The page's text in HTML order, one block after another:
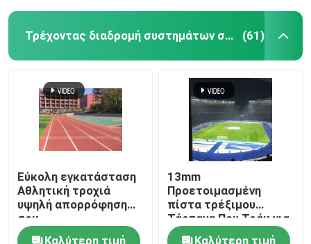
Τρέχοντας διαδρομή συστημάτων σάντουιτς (61)
Εύκολη εγκατάσταση
Αθλητική τροχιά
υψηλή απορρόφηση
σοκ
Καλύτερη τιμή
13mm
Προετοιμασμένη
πίστα τρέξιμου
Τάρτανα Που Τράκ για
στάδιο και σχολείο
Καλύτερη τιμή